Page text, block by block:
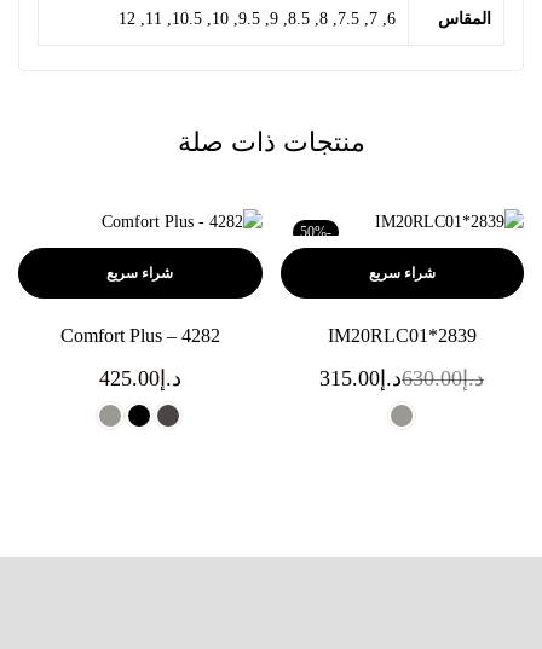
المقاس 6, 7, 7.5, 8, 8.5, 9, 9.5, 10, 10.5, 11, 12
منتجات ذات صلة
-50%
شراء سريع
IM20RLC01*2839
د.إ630.00د.إ315.00
شراء سريع
Comfort Plus – 4282
د.إ425.00